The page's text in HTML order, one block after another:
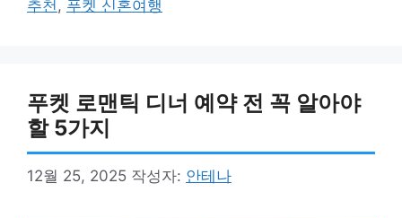
리
추천, 푸켓 신혼여행
푸켓 로맨틱 디너 예약 전 꼭 알아야
할 5가지
12월 25, 2025 작성자: 안테나